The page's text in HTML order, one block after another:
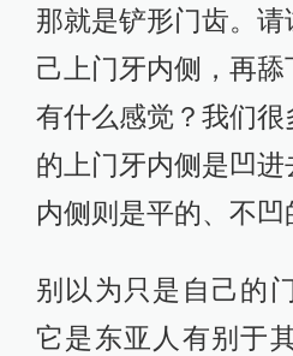
那就是铲形门齿。请
己上门牙内侧，再
有什么感觉？我们很
的上门牙内侧是凹
内侧则是平的、不凹
别以为只是自己的
它是东亚人有别于